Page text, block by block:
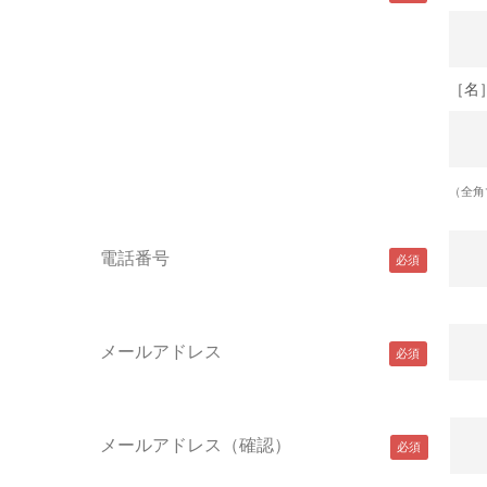
［名］
（全
電話番号
メールアドレス
メールアドレス（確認）